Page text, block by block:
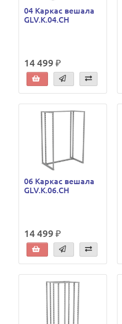
04 Каркас вешала
GLV.K.04.CH
14 499 ₽
06 Каркас вешала
GLV.K.06.CH
14 499 ₽